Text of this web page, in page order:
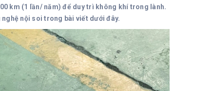
km (1 lần/ năm) để duy trì không khí trong lành.
nội soi trong bài viết dưới đây.